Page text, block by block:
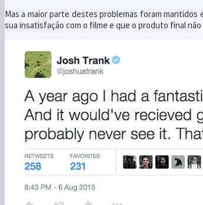
Mas a maior parte destes problemas foram
sua insatisfação com o filme e que o produto final não